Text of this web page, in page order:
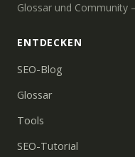
Glossar und Community
ENTDECKEN
SEO-Blog
Glossar
Tools
SEO-Tutorial